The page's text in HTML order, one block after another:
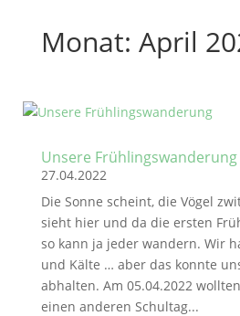
Monat: April
Unsere Frühlingswanderung
27.04.2022
Die Sonne scheint, die Vögel
sieht hier und da die ersten
so kann ja jeder wandern. Wir
und Kälte … aber das konnte
abhalten. Am 05.04.2022
einen anderen Schultag...